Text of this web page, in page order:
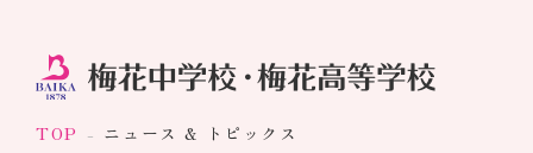
TOP ニュース & トピックス